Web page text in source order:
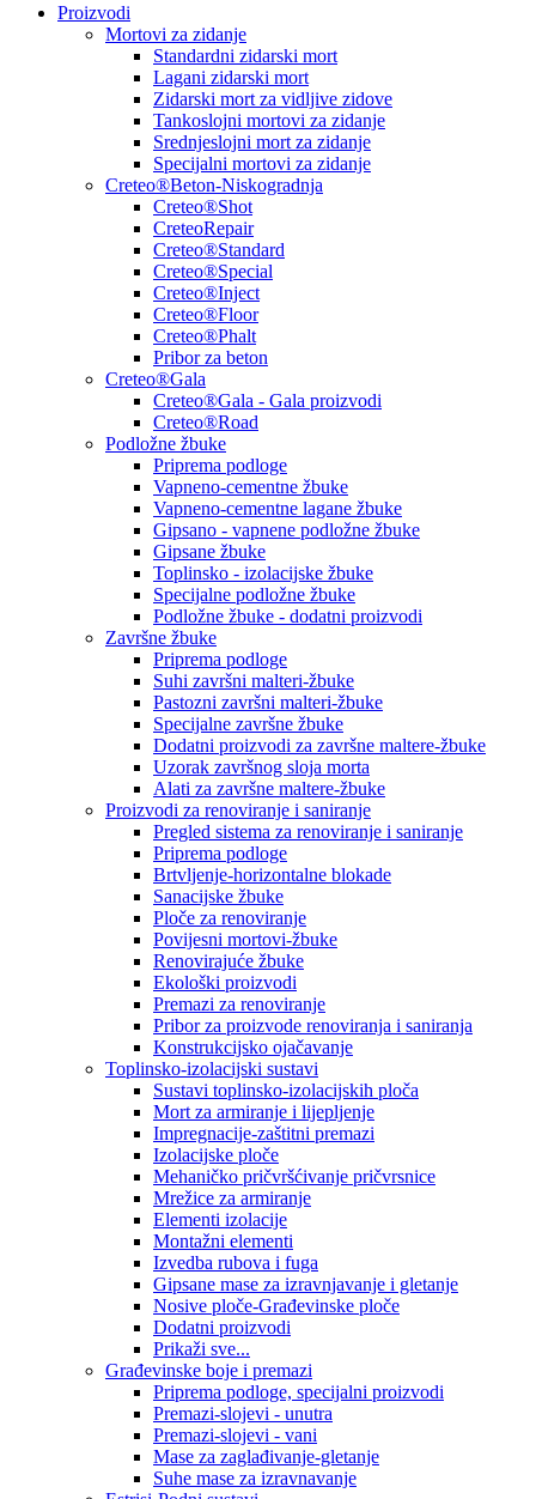
Proizvodi
Mortovi za zidanje
Standardni zidarski mort
Lagani zidarski mort
Zidarski mort za vidljive zidove
Tankoslojni mortovi za zidanje
Srednjeslojni mort za zidanje
Specijalni mortovi za zidanje
Creteo®Beton-Niskogradnja
Creteo®Shot
CreteoRepair
Creteo®Standard
Creteo®Special
Creteo®Inject
Creteo®Floor
Creteo®Phalt
Pribor za beton
Creteo®Gala
Creteo®Gala - Gala proizvodi
Creteo®Road
Podložne žbuke
Priprema podloge
Vapneno-cementne žbuke
Vapneno-cementne lagane žbuke
Gipsano - vapnene podložne žbuke
Gipsane žbuke
Toplinsko - izolacijske žbuke
Specijalne podložne žbuke
Podložne žbuke - dodatni proizvodi
Završne žbuke
Priprema podloge
Suhi završni malteri-žbuke
Pastozni završni malteri-žbuke
Specijalne završne žbuke
Dodatni proizvodi za završne maltere-žbuke
Uzorak završnog sloja morta
Alati za završne maltere-žbuke
Proizvodi za renoviranje i saniranje
Pregled sistema za renoviranje i saniranje
Priprema podloge
Brtvljenje-horizontalne blokade
Sanacijske žbuke
Ploče za renoviranje
Povijesni mortovi-žbuke
Renovirajuće žbuke
Ekološki proizvodi
Premazi za renoviranje
Pribor za proizvode renoviranja i saniranja
Konstrukcijsko ojačavanje
Toplinsko-izolacijski sustavi
Sustavi toplinsko-izolacijskih ploča
Mort za armiranje i lijepljenje
Impregnacije-zaštitni premazi
Izolacijske ploče
Mehaničko pričvršćivanje pričvrsnice
Mrežice za armiranje
Elementi izolacije
Montažni elementi
Izvedba rubova i fuga
Gipsane mase za izravnjavanje i gletanje
Nosive ploče-Građevinske ploče
Dodatni proizvodi
Prikaži sve...
Građevinske boje i premazi
Priprema podloge, specijalni proizvodi
Premazi-slojevi - unutra
Premazi-slojevi - vani
Mase za zaglađivanje-gletanje
Suhe mase za izravnavanje